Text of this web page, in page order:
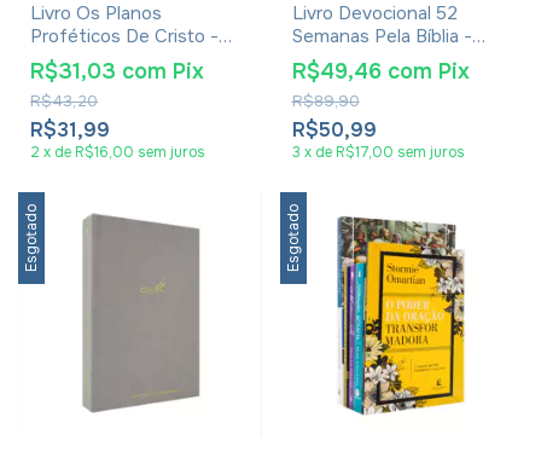
Livro Os Planos
Proféticos De Cristo -
John Macarthur
R$31,99
R$43,20
R$31,03 com Pix
2 x de R$16,00 sem juros
Livro Devocional 52
Semanas Pela Bíblia -
John MacArthur
R$50,99
R$89,90
R$49,46 com Pix
3 x de R$17,00 sem juros
Esgotado Esgotado